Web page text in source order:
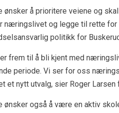
ønsker å prioritere veiene og
næringslivet og legge til rette
politikk for
frem til å bli kjent med
periode. Vi ser for oss
et nytt utvalg, sier Roger
ønsker også å være en aktiv